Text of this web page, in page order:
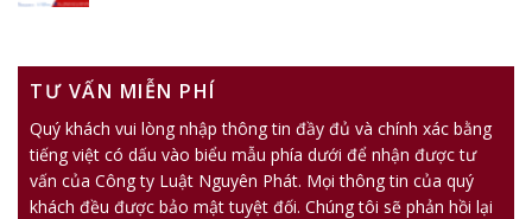
TƯ VẤN MIỄN PHÍ
Quý khách vui lòng nhập thông tin đầy đủ và chính xác bằng
tiếng việt có dấu vào biểu mẫu phía dưới để nhận được tư
vấn của Công ty Luật Nguyên Phát. Mọi thông tin của quý
khách đều được bảo mật tuyệt đối. Chúng tôi sẽ phản hồi lại